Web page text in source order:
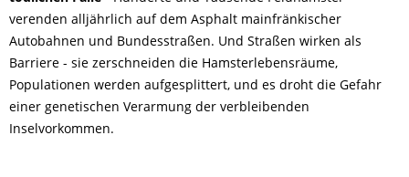
verenden alljährlich auf dem Asphalt mainfränkischer
Autobahnen und Bundesstraßen. Und Straßen wirken als
Barriere - sie zerschneiden die Hamsterlebensräume,
Populationen werden aufgesplittert, und es droht die Gefahr
einer genetischen Verarmung der verbleibenden
Inselvorkommen.